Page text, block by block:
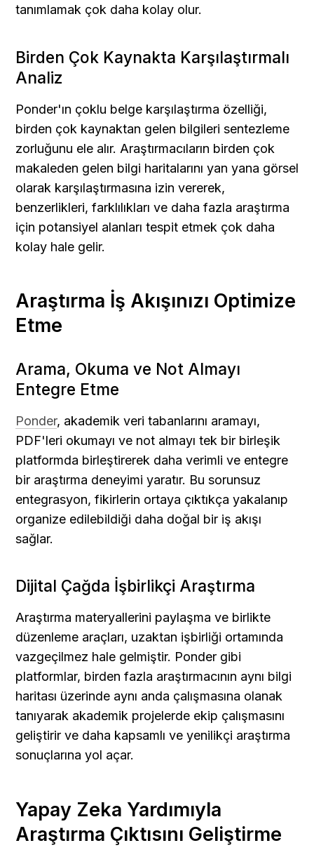
tanımlamak çok daha kolay olur.
Birden Çok Kaynakta Karşılaştırmalı
Analiz
Ponder'ın çoklu belge karşılaştırma özelliği,
birden çok kaynaktan gelen bilgileri sentezleme
zorluğunu ele alır. Araştırmacıların birden çok
makaleden gelen bilgi haritalarını yan yana görsel
olarak karşılaştırmasına izin vererek,
benzerlikleri, farklılıkları ve daha fazla araştırma
için potansiyel alanları tespit etmek çok daha
kolay hale gelir.
Araştırma İş Akışınızı Optimize
Etme
Arama, Okuma ve Not Almayı
Entegre Etme
Ponder, akademik veri tabanlarını aramayı,
PDF'leri okumayı ve not almayı tek bir birleşik
platformda birleştirerek daha verimli ve entegre
bir araştırma deneyimi yaratır. Bu sorunsuz
entegrasyon, fikirlerin ortaya çıktıkça yakalanıp
organize edilebildiği daha doğal bir iş akışı
sağlar.
Dijital Çağda İşbirlikçi Araştırma
Araştırma materyallerini paylaşma ve birlikte
düzenleme araçları, uzaktan işbirliği ortamında
vazgeçilmez hale gelmiştir. Ponder gibi
platformlar, birden fazla araştırmacının aynı bilgi
haritası üzerinde aynı anda çalışmasına olanak
tanıyarak akademik projelerde ekip çalışmasını
geliştirir ve daha kapsamlı ve yenilikçi araştırma
sonuçlarına yol açar.
Yapay Zeka Yardımıyla
Araştırma Çıktısını Geliştirme